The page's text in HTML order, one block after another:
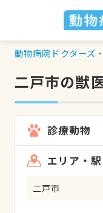
動物病院ドクターズ
二戸市の獣
診療動物
エリア・駅
二戸市